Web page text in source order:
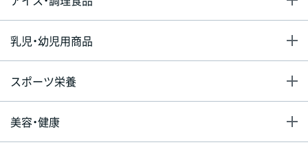
乳児・幼児用商品
スポーツ栄養
美容・健康